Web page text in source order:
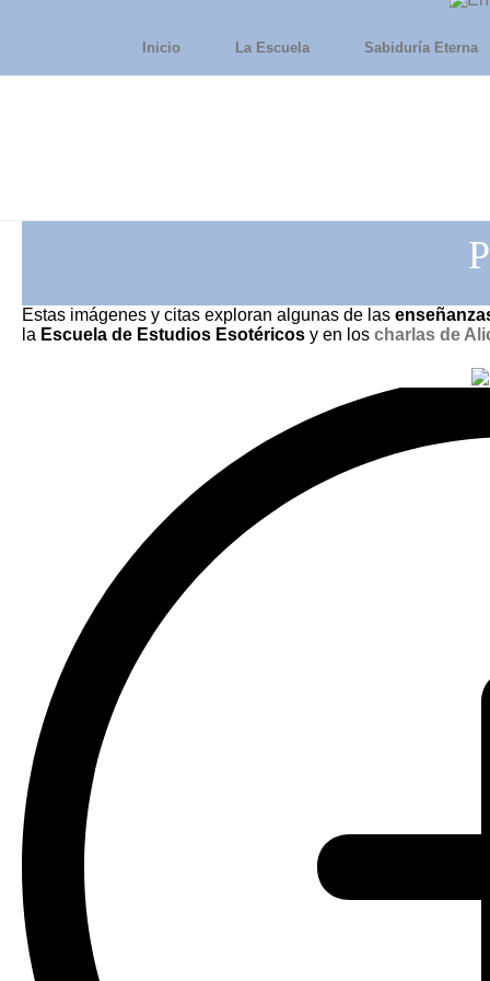
Inicio La Escuela Sabiduría Eterna
Estas imágenes y citas exploran algunas de las
la Escuela de Estudios Esotéricos y en los charlas de